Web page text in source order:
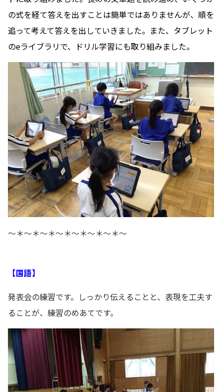
の式を経て答えを出すことは簡単ではありませんが、順を
追って考えて答えを出していきました。また、タブレット
のeライブラリで、ドリル学習にも取り組みました。
～＊～＊～＊～＊～＊～＊～＊～
【国語】
発表会の練習です。しっかり伝えることと、表現を工夫す
ることが、練習のめあてです。